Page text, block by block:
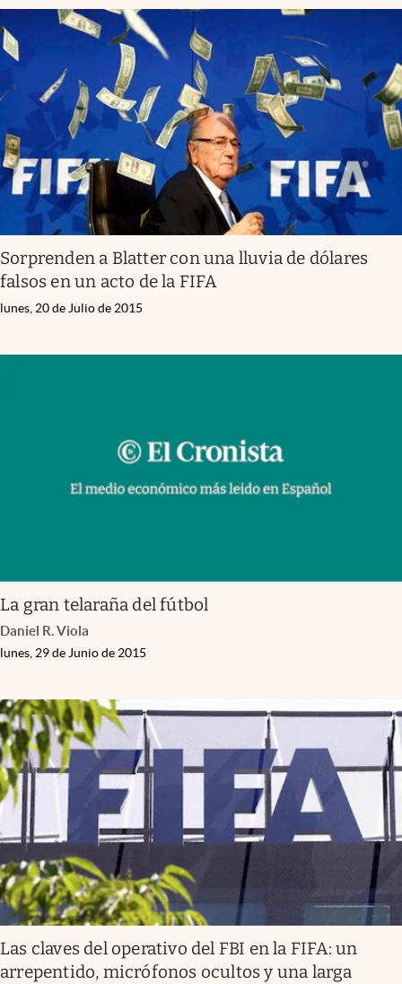
Sorprenden a Blatter con una lluvia de dólares
falsos en un acto de la FIFA
lunes, 20 de Julio de 2015
La gran telaraña del fútbol
Daniel R. Viola
lunes, 29 de Junio de 2015
Las claves del operativo del FBI en la FIFA: un
arrepentido, micrófonos ocultos y una larga